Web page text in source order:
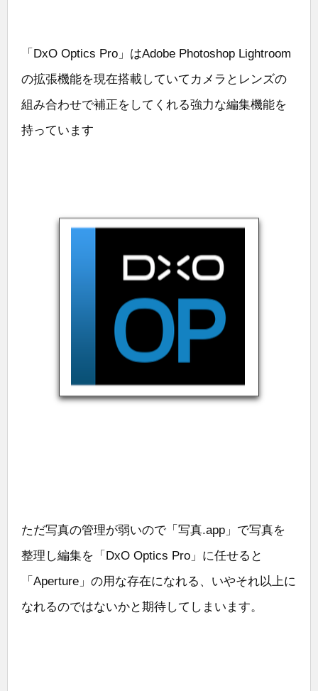
「DxO Optics Pro」はAdobe Photoshop Lightroom
の拡張機能を現在搭載していてカメラとレンズの
組み合わせで補正をしてくれる強力な編集機能を
持っています
ただ写真の管理が弱いので「写真.app」で写真を
整理し編集を「DxO Optics Pro」に任せると
「Aperture」の用な存在になれる、いやそれ以上に
なれるのではないかと期待してしまいます。